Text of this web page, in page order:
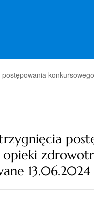
opieki
13.06.2024